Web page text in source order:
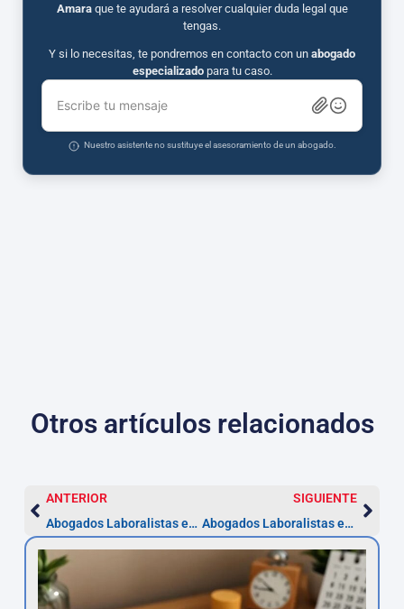
Amaraque te ayudará a resolver cualquier duda legal que
tengas.
Y si lo necesitas, te pondremos en contacto con un abogado
especializadopara tu caso.
Escribe tu mensaje
Nuestro asistente no sustituye el asesoramiento de un abogado.
Otros artículos relacionados
ANTERIOR
Abogados Laboralistas en La Rioja — Plazo 20 días para reclamar
SIGUIENTE
Abogados Laboralistas en Melilla | Impugna despidos (20 días)